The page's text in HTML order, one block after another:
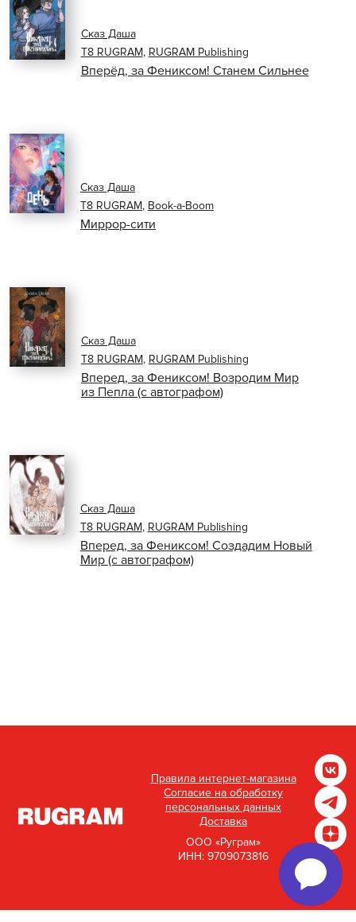
Вперёд, за Фениксом! Станем Сильнее
Сказ Даша
Т8 RUGRAM, RUGRAM Publishing
Миррор-сити
Сказ Даша
Т8 RUGRAM, Book-a-Boom
Вперед, за Фениксом! Возродим Мир
из Пепла (с автографом)
Сказ Даша
Т8 RUGRAM, RUGRAM Publishing
Вперед, за Фениксом! Создадим Новый
Мир (с автографом)
Сказ Даша
Т8 RUGRAM, RUGRAM Publishing
Правила интернет-магазина
Согласие на обработку
персональных данных
Доставка
ООО «Руграм»
ИНН: 9709073816